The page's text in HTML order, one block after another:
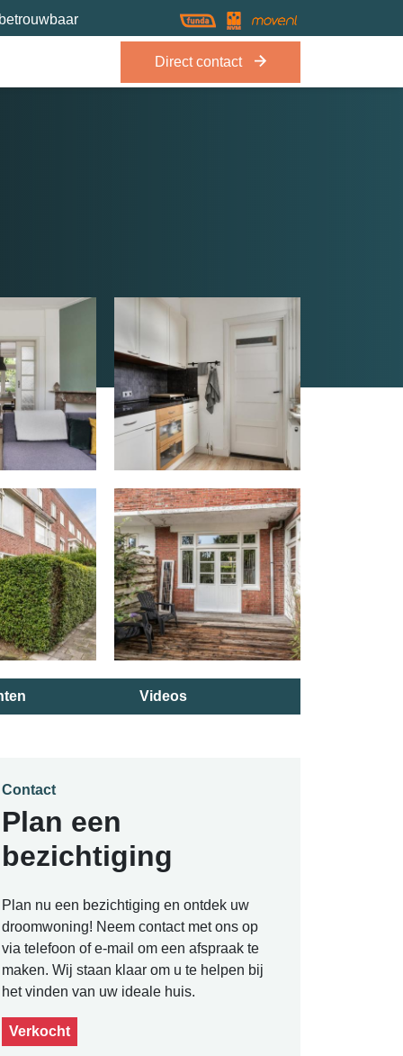
Direct contact
Videos
Contact
Plan een
bezichtiging
Plan nu een bezichtiging en ontdek uw
droomwoning! Neem contact met ons op
via telefoon of e-mail om een afspraak te
maken. Wij staan klaar om u te helpen bij
het vinden van uw ideale huis.
Verkocht